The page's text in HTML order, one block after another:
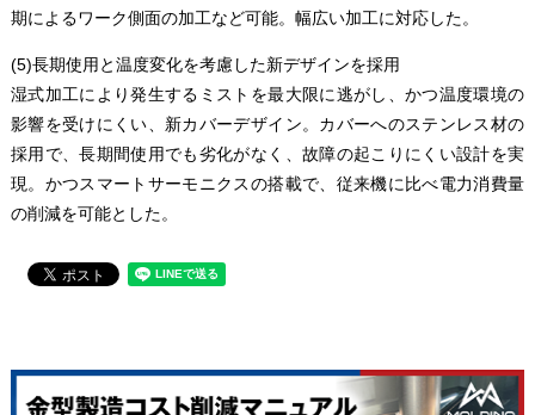
期によるワーク側面の加工など可能。幅広い加工に対応した。
(5)長期使用と温度変化を考慮した新デザインを採用
湿式加工により発生するミストを最大限に逃がし、かつ温度環境の
影響を受けにくい、新カバーデザイン。カバーへのステンレス材の
採用で、長期間使用でも劣化がなく、故障の起こりにくい設計を実
現。かつスマートサーモニクスの搭載で、従来機に比べ電力消費量
の削減を可能とした。